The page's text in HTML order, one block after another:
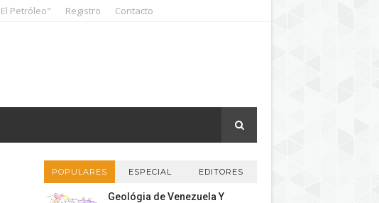
Petróleo" Registro Contacto
POPULARES ESPECIAL EDITORES
Geológia de Venezuela Y